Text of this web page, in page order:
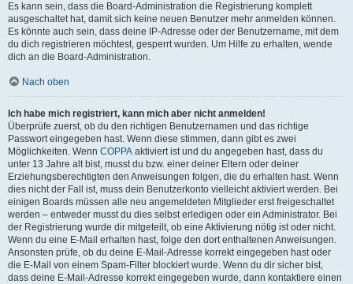
Es kann sein, dass die Board-Administration die Registrierung komplett
ausgeschaltet hat, damit sich keine neuen Benutzer mehr anmelden können.
Es könnte auch sein, dass deine IP-Adresse oder der Benutzername, mit dem
du dich registrieren möchtest, gesperrt wurden. Um Hilfe zu erhalten, wende
dich an die Board-Administration.
Nach oben
Ich habe mich registriert, kann mich aber nicht anmelden!
Überprüfe zuerst, ob du den richtigen Benutzernamen und das richtige
Passwort eingegeben hast. Wenn diese stimmen, dann gibt es zwei
Möglichkeiten. Wenn COPPA aktiviert ist und du angegeben hast, dass du
unter 13 Jahre alt bist, musst du bzw. einer deiner Eltern oder deiner
Erziehungsberechtigten den Anweisungen folgen, die du erhalten hast. Wenn
dies nicht der Fall ist, muss dein Benutzerkonto vielleicht aktiviert werden. Bei
einigen Boards müssen alle neu angemeldeten Mitglieder erst freigeschaltet
werden – entweder musst du dies selbst erledigen oder ein Administrator. Bei
der Registrierung wurde dir mitgeteilt, ob eine Aktivierung nötig ist oder nicht.
Wenn du eine E-Mail erhalten hast, folge den dort enthaltenen Anweisungen.
Ansonsten prüfe, ob du deine E-Mail-Adresse korrekt eingegeben hast oder
die E-Mail von einem Spam-Filter blockiert wurde. Wenn du dir sicher bist,
dass deine E-Mail-Adresse korrekt eingegeben wurde, dann kontaktiere einen